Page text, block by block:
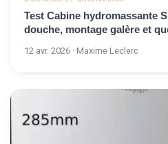
Test Cabine hydromassante
douche, montage galère et
12 avr. 2026 · Maxime Leclerc